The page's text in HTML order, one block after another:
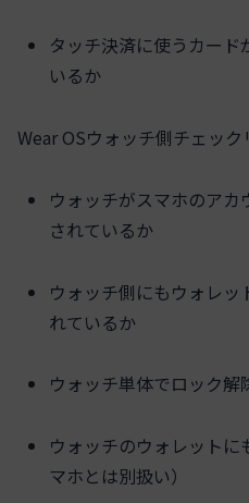
タッチ決済に使うカー
いるか
Wear OSウォッチ側チェック
ウォッチがスマホのア
されているか
ウォッチ側にもウォレ
れているか
ウォッチ単体でロック解
ウォッチのウォレット
マホとは別扱い）